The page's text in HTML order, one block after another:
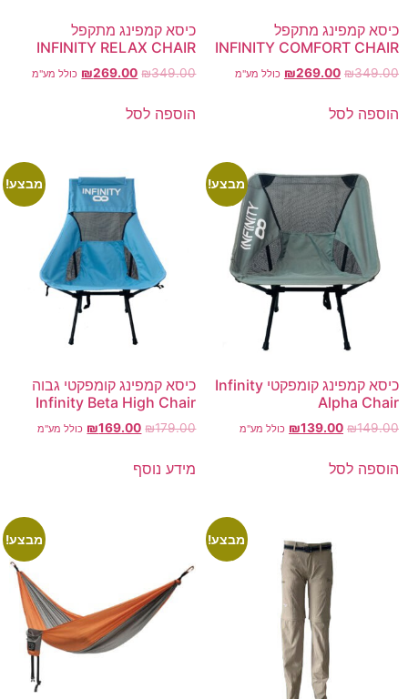
כיסא קמפינג מתקפל
INFINITY COMFORT CHAIR
₪349.00
₪269.00 כולל מע"מ
הוספה לסל
כיסא קמפינג מתקפל
INFINITY RELAX CHAIR
₪349.00
₪269.00 כולל מע"מ
הוספה לסל
מבצע!
כיסא קמפינג קומפקטי Infinity
Alpha Chair
₪149.00
₪139.00 כולל מע"מ
הוספה לסל
מבצע!
כיסא קמפינג קומפקטי גבוה
Infinity Beta High Chair
₪179.00
₪169.00 כולל מע"מ
מידע נוסף
מבצע! מבצע!